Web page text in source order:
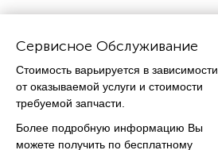
Сервисное Обслуживание
Стоимость варьируется в зависимости
от оказываемой услуги и стоимости
требуемой запчасти.
Более подробную информацию Вы
можете получить по бесплатному